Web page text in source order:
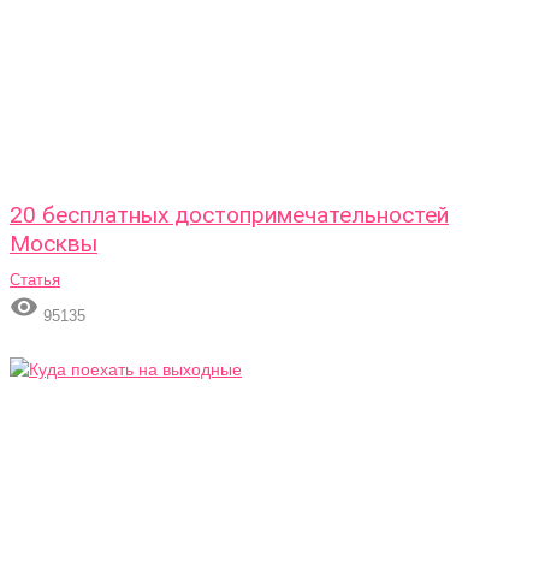
20 бесплатных достопримечательностей
Москвы
Статья
 95135